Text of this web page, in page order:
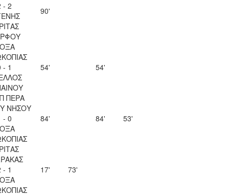
- 2
90'
- 1
54' 54'
ΠΕΡΑ
ΝΗΣΟΥ
- 0
84' 84' 53'
- 1
17' 73'